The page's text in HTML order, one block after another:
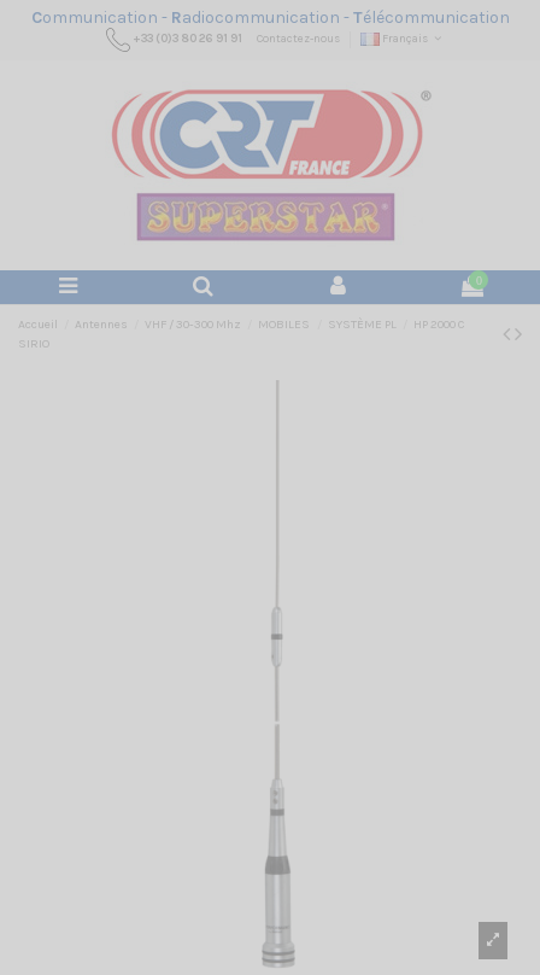
Communication - Radiocommunication -Télécommunication
+33 (0)3 80 26 91 91 Contactez-nous Français
0
Accueil Antennes VHF / 30-300 Mhz MOBILES SYSTÈME PL
HP 2000 C
SIRIO